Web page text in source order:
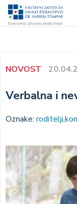
Skoči
NOVOST
Verbalna i
Oznake: roditelji